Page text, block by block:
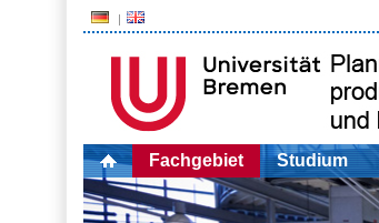
Fachgebiet Studium